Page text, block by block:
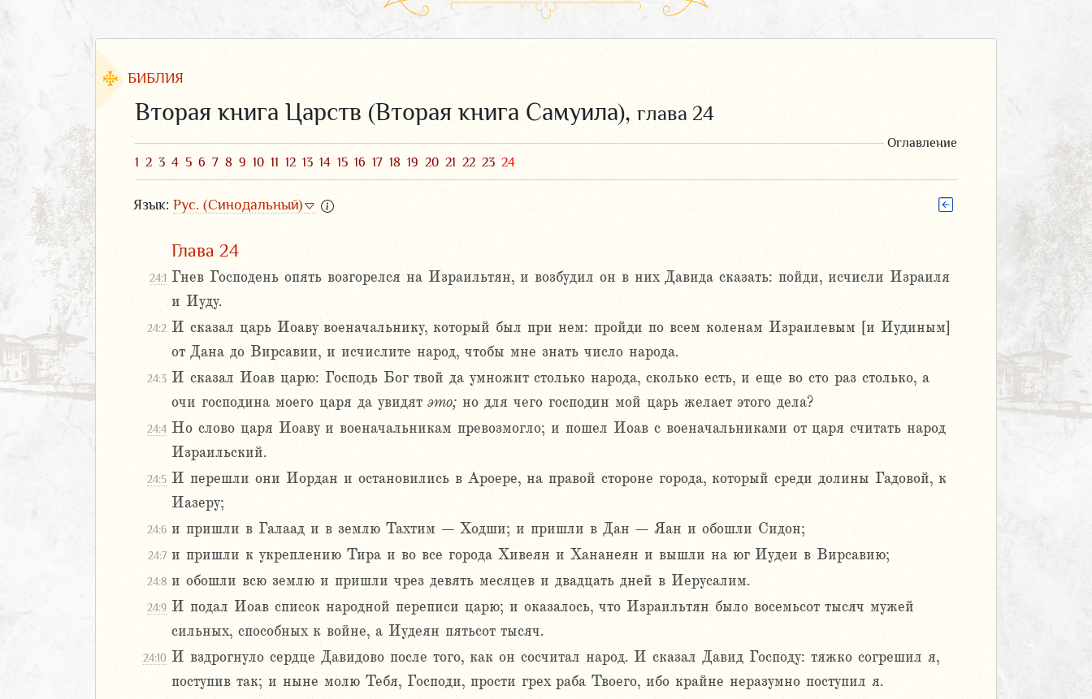
БИБЛИЯ
Вторая книга Царств (Вторая книга Самуила), глава 24
Оглавление
1 2 3 4 5 6 7 8 9 10 11 12 13 14 15 16 17 18 19 20 21 22 23 24
Язык: Рус. (Синодальный)
Глава 24
24:1 Гнев Господень опять возгорелся на Израильтян, и возбудил он в них Давида сказать: пойди, исчисли Израиля
и Иуду.
24:2 И сказал царь Иоаву военачальнику, который был при нем: пройди по всем коленам Израилевым [и Иудиным]
от Дана до Вирсавии, и исчислите народ, чтобы мне знать число народа.
24:3 И сказал Иоав царю: Господь Бог твой да умножит столько народа, сколько есть, и еще во сто раз столько, а
очи господина моего царя да увидят это; но для чего господин мой царь желает этого дела?
24:4 Но слово царя Иоаву и военачальникам превозмогло; и пошел Иоав с военачальниками от царя считать народ
Израильский.
24:5 И перешли они Иордан и остановились в Ароере, на правой стороне города, который среди долины Гадовой, к
Иазеру;
24:6 и пришли в Галаад и в землю Тахтим – Ходши; и пришли в Дан – Яан и обошли Сидон;
24:7 и пришли к укреплению Тира и во все города Хивеян и Хананеян и вышли на юг Иудеи в Вирсавию;
24:8 и обошли всю землю и пришли чрез девять месяцев и двадцать дней в Иерусалим.
24:9 И подал Иоав список народной переписи царю; и оказалось, что Израильтян было восемьсот тысяч мужей
сильных, способных к войне, а Иудеян пятьсот тысяч.
24:10 И вздрогнуло сердце Давидово после того, как он сосчитал народ. И сказал Давид Господу: тяжко согрешил я,
поступив так; и ныне молю Тебя, Господи, прости грех раба Твоего, ибо крайне неразумно поступил я.